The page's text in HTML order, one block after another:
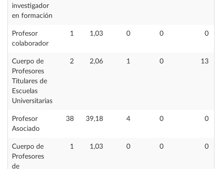
investigador
en formación
Profesor
colaborador
1 1,03 0 0 0
Cuerpo de
Profesores
Titulares de
Escuelas
Universitarias
2 2,06 1 0 13
Profesor
Asociado
38 39,18 4 0 0
Cuerpo de
Profesores
de
1 1,03 0 0 0